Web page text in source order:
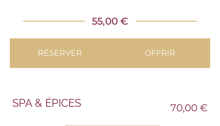
RÉSERVER OFFRIR
55,00 €
SPA & ÉPICES 70,00 €